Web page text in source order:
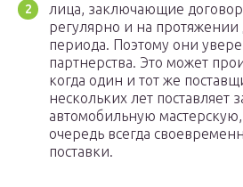
лица, заключающие
регулярно и на протяжении
периода. Поэтому они
партнерства. Это может
когда один и тот же
нескольких лет поставляет
автомобильную
очередь всегда
поставки.